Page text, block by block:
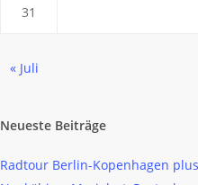
31
« Juli
Neueste Beiträge
Radtour Berlin-Kopenhagen